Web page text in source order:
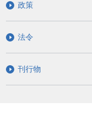
政策
法令
刊行物